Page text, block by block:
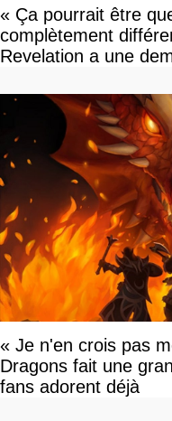
« Ça pourrait être
complètement
Revelation a une
« Je n'en crois pas
Dragons fait une
fans adorent déjà